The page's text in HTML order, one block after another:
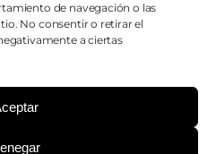
de navegación o las
No consentir o retirar el
a ciertas